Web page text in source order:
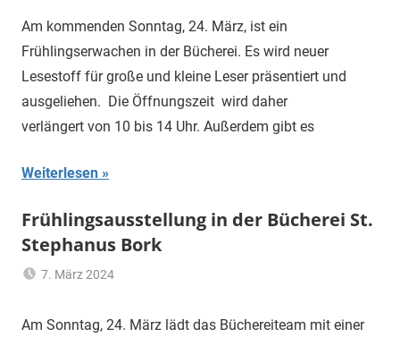
Sommer
Am kommenden Sonntag, 24. März, ist ein
Frühlingserwachen in der Bücherei. Es wird neuer
Lesestoff für große und kleine Leser präsentiert und
ausgeliehen. Die Öffnungszeit wird daher
verlängert von 10 bis 14 Uhr. Außerdem gibt es
Weiterlesen
Frühlingsausstellung in der Bücherei St.
Stephanus Bork
7. März 2024
Sommer
Am Sonntag, 24. März lädt das Büchereiteam mit einer